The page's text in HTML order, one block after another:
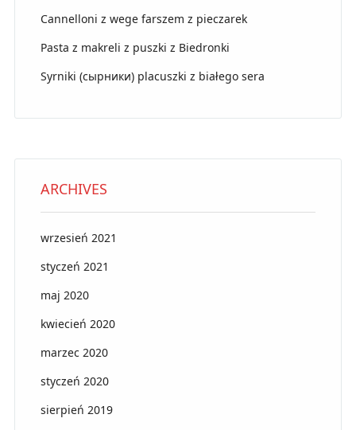
Cannelloni z wege farszem z pieczarek
Pasta z makreli z puszki z Biedronki
Syrniki (сырники) placuszki z białego sera
ARCHIVES
wrzesień 2021
styczeń 2021
maj 2020
kwiecień 2020
marzec 2020
styczeń 2020
sierpień 2019